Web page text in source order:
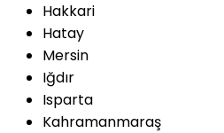
Hakkari
Hatay
Mersin
Iğdır
Isparta
Kahramanmaraş